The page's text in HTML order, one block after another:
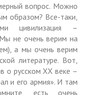
вопрос. Можно
образом? Все-таки,
цивилизация –
Мы не очень верим на
а мы очень верим
литературе. Вот,
о русском XX веке –
и его армия». И там
есть очень